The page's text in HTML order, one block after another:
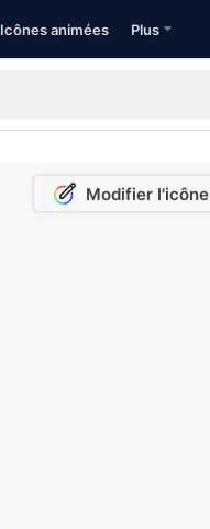
Icônes animées Plus
Modifier l'icône